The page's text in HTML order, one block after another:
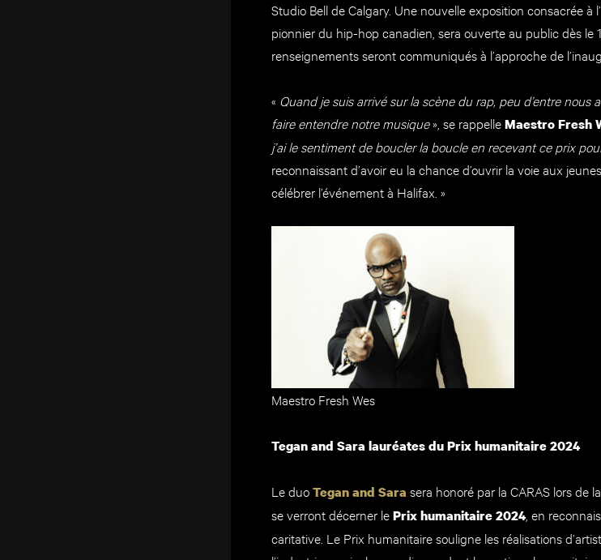
Studio Bell de Calgary. Une nouvelle exposition consacrée à
pionnier du hip-hop canadien, sera ouverte au public dès le
renseignements seront communiqués à l’approche de
« Quand je suis arrivé sur la scène du rap, peu d’entre
faire entendre notre musique», se rappelleMaestro Fresh
j’ai le sentiment de boucler la boucle en recevant ce prix
reconnaissant d’avoir eu la chance d’ouvrir la voie aux
célébrer l’événement à Halifax. »
Maestro Fresh Wes
Tegan and Sara lauréates du Prix humanitaire 2024
Le duoTegan and Sara sera honoré par la CARAS lors de
se verront décerner lePrix humanitaire 2024, en
caritative. Le Prix humanitaire souligne les réalisations